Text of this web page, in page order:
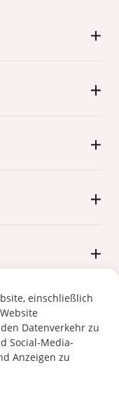
einschließlich
Datenverkehr zu
Social-Media-
Anzeigen zu
Tech Co.,Ltd
Richtlinie